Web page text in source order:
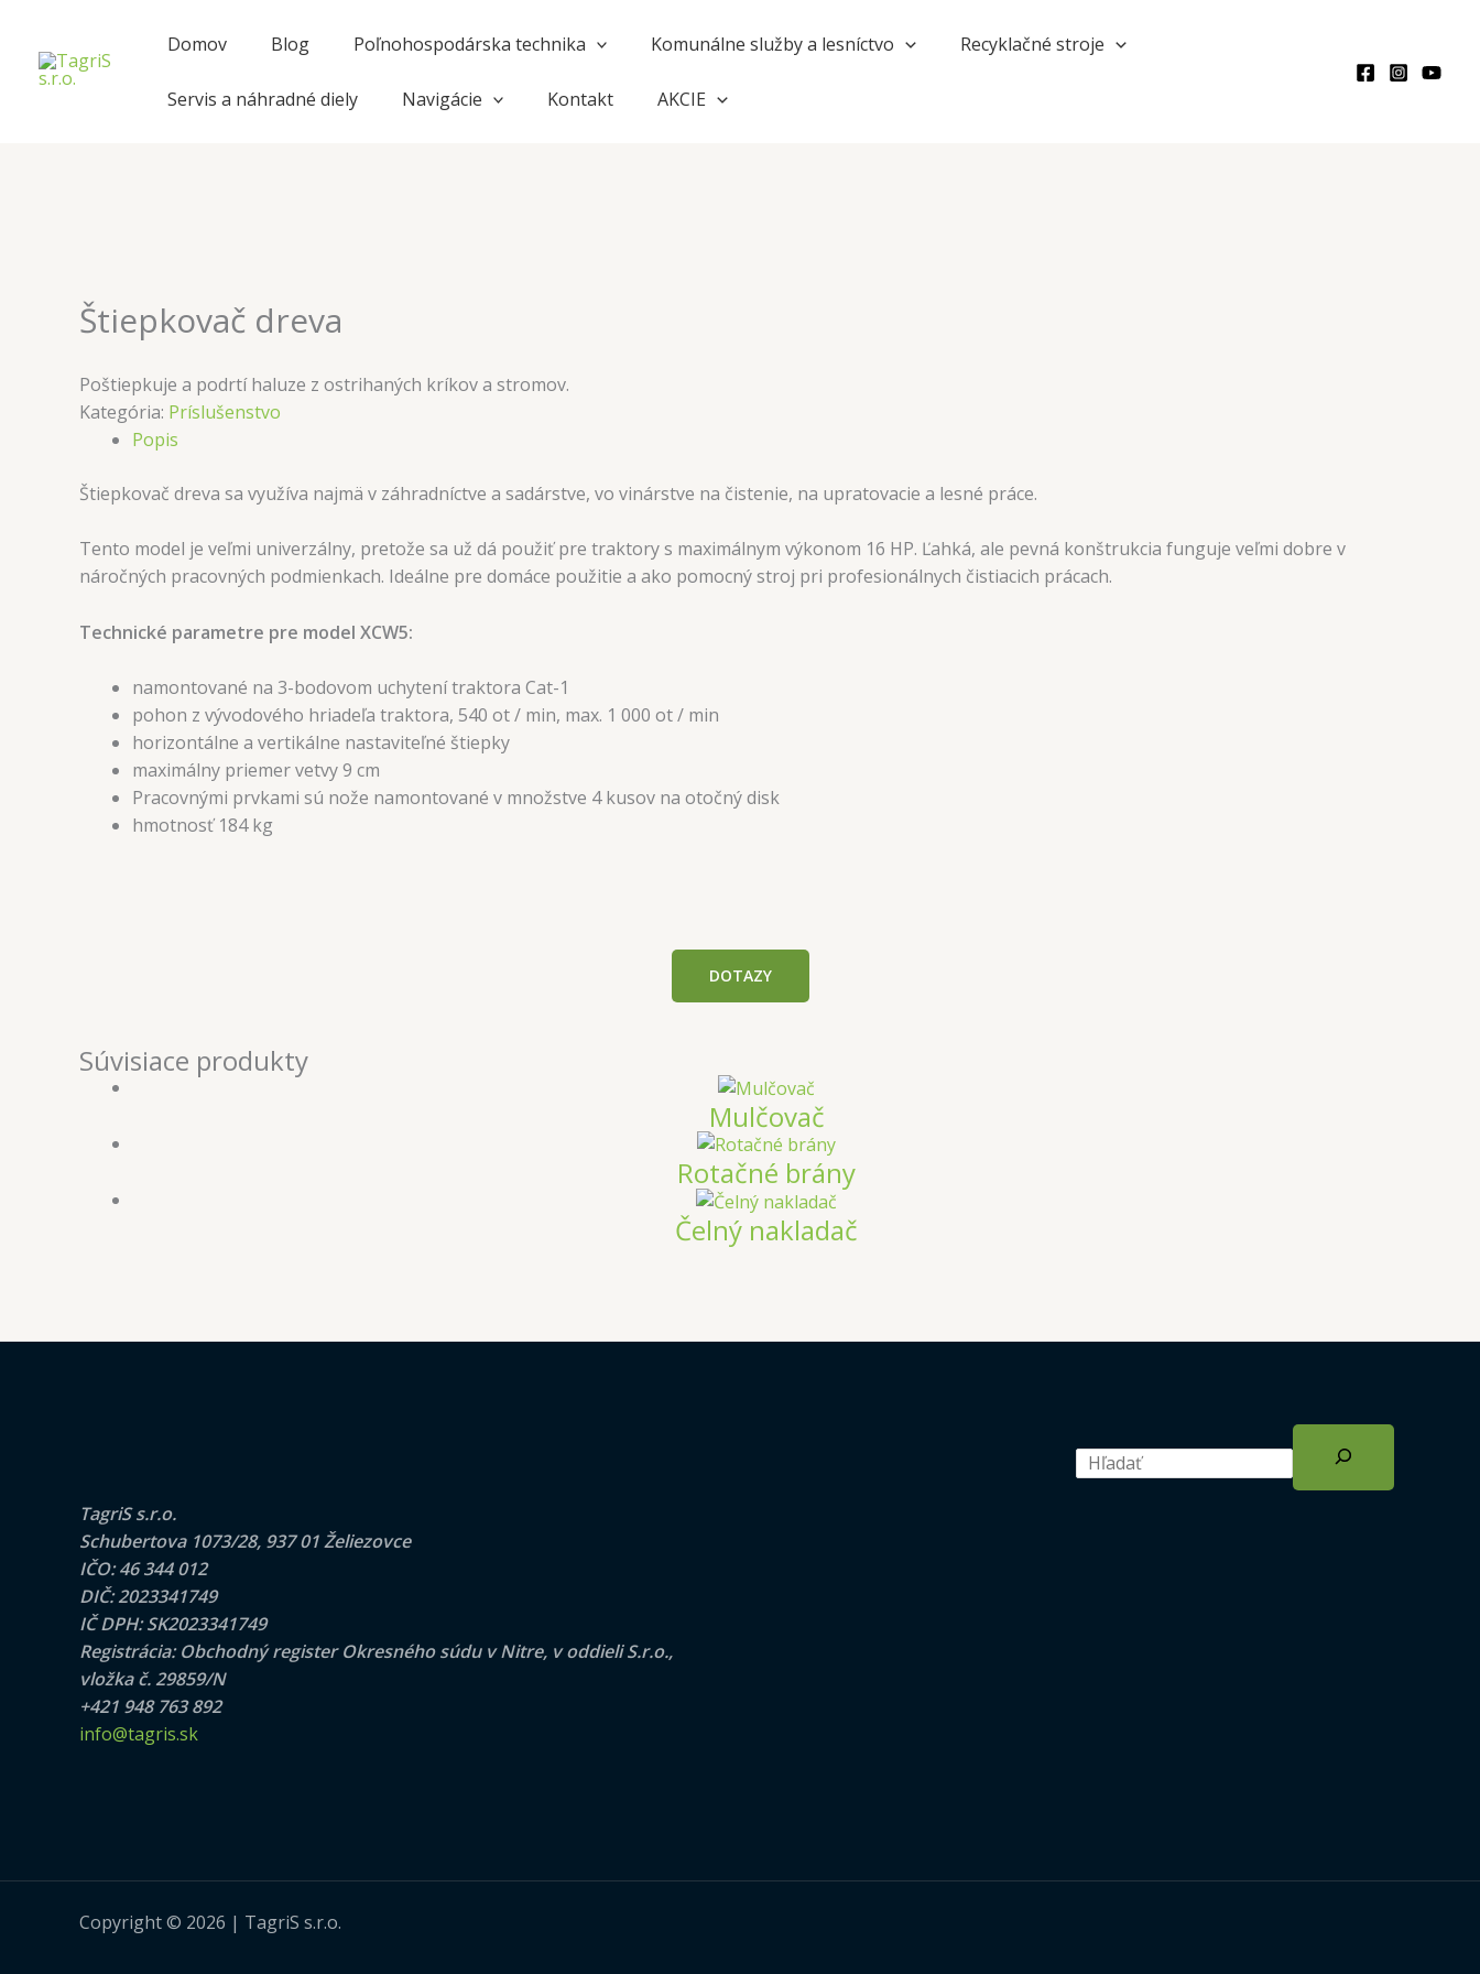
obsah
Domov Blog Poľnohospodárska technika Komunálne služby a lesníctvo Recyklačné stroje
Servis a náhradné diely Navigácie Kontakt AKCIE
Štiepkovač dreva
Poštiepkuje a podrtí haluze z ostrihaných kríkov a stromov.
Kategória: Príslušenstvo
Popis
Štiepkovač dreva sa využíva najmä v záhradníctve a sadárstve, vo vinárstve na čistenie, na upratovacie a lesné práce.
Tento model je veľmi univerzálny, pretože sa už dá použiť pre traktory s maximálnym výkonom 16 HP. Ľahká, ale pevná konštrukcia funguje veľmi dobre v
náročných pracovných podmienkach. Ideálne pre domáce použitie a ako pomocný stroj pri profesionálnych čistiacich prácach.
Technické parametre pre model XCW5:
namontované na 3-bodovom uchytení traktora Cat-1
pohon z vývodového hriadeľa traktora, 540 ot / min, max. 1 000 ot / min
horizontálne a vertikálne nastaviteľné štiepky
maximálny priemer vetvy 9 cm
Pracovnými prvkami sú nože namontované v množstve 4 kusov na otočný disk
hmotnosť 184 kg
DOTAZY
Súvisiace produkty
Mulčovač
Rotačné brány
Čelný nakladač
TagriS s.r.o.
Schubertova 1073/28, 937 01 Želiezovce
IČO: 46 344 012
DIČ: 2023341749
IČ DPH: SK2023341749
Registrácia: Obchodný register Okresného súdu v Nitre, v oddieli S.r.o.,
vložka č. 29859/N
+421 948 763 892
info@tagris.sk
Copyright © 2026 | TagriS s.r.o.